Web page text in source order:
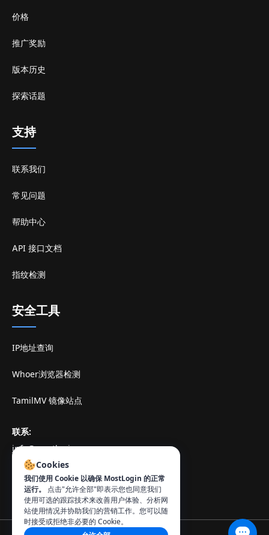
价格
推广奖励
版本历史
探索话题
支持
联系我们
常见问题
帮助中心
API 接口文档
指纹检测
安全工具
IP地址查询
Whoer浏览器检测
TamilMV 镜像站点
联系:
info@mostlogin.com
Cookies
我们使用 Cookie 以确保 MostLogin 的正常
运行。
点击"允许全部"即表示您也同意我们
使用可选的跟踪技术来改善用户体验、分析网
站使用情况并协助我们的营销工作。您可以随
时接受或拒绝非必要的 Cookie。